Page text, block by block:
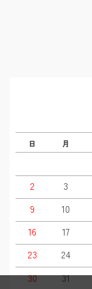
日 月
2
3
9
10
16
17
23
24
30
31